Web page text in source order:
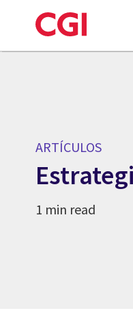
to
ARTÍCULOS
1 min read